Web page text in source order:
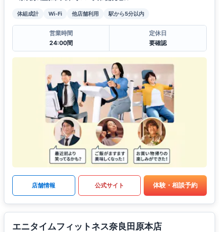
体組成計 Wi-Fi 他店舗利用 駅から5分以内
営業時間
24:00間
定休日
要確認
店舗情報 公式サイト 体験・相談予約
エニタイムフィットネス奈良田原本店